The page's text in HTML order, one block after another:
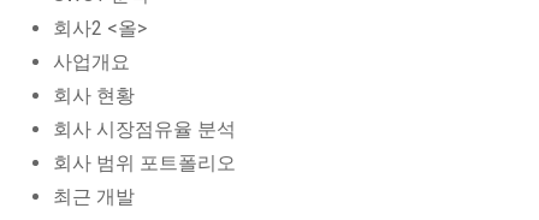
회사2 <올>
사업개요
회사 현황
회사 시장점유율 분석
회사 범위 포트폴리오
최근 개발